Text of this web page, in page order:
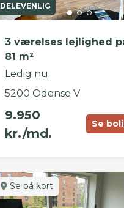
DELEVENLIG
3 værelses lejlighed
81 m²
Ledig nu
5200 Odense V
9.950
kr./md.
Se
Se på kort